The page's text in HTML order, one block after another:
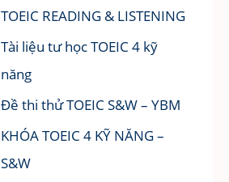
TOEIC READING & LISTENING
Tài liệu tư học TOEIC 4 kỹ
năng
Đề thi thử TOEIC S&W – YBM
KHÓA TOEIC 4 KỸ NĂNG –
S&W